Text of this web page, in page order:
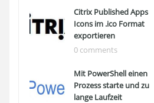
Citrix Published Apps
Icons im .ico Format
exportieren
0 comments
Mit PowerShell einen
Prozess starte und zu
lange Laufzeit